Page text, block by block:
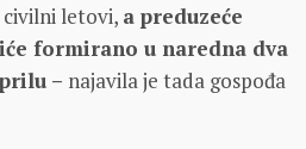
civilni letovi, a preduzeće
formirano u naredna dva
– najavila je tada gospođa